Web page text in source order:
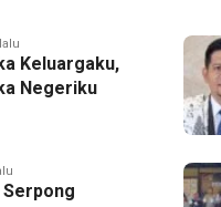
Keluargaku,
Negeriku